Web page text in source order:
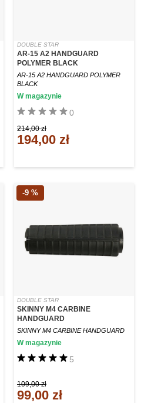
DOUBLE STAR
AR-15 A2 HANDGUARD
POLYMER BLACK
AR-15 A2 HANDGUARD POLYMER
BLACK
0
W magazynie
214,00 zł
194,00 zł
-9 %
DOUBLE STAR
SKINNY M4 CARBINE
HANDGUARD
SKINNY M4 CARBINE HANDGUARD
5
W magazynie
109,00 zł
99,00 zł